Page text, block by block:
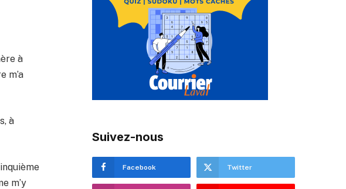
à
m’a
à
m’y
Suivez-nous
Facebook Twitter